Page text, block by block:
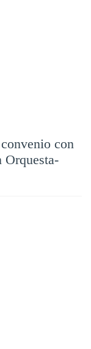
con
Orquesta-